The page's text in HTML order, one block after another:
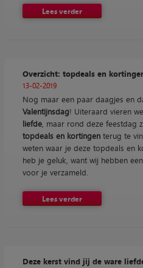
Lees verder
Overzicht: topdeals en
13-02-2019
Nog maar een paar daagjes en
Valentijnsdag! Uiteraard vieren
liefde , maar rond deze feestdag
topdeals en kortingen terug te
weten waar je deze topdeals en
heb je geluk, want wij hebben
voor je verzameld.
Lees verder
Deze kerst vind jij de ware